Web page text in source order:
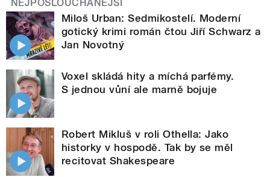
NEJPOSLOUCHANĚJŠÍ
Miloš Urban: Sedmikostelí. Moderní
gotický krimi román čtou Jiří Schwarz a
Jan Novotný
Voxel skládá hity a míchá parfémy.
S jednou vůní ale marně bojuje
Robert Mikluš v roli Othella: Jako
historky v hospodě. Tak by se měl
recitovat Shakespeare